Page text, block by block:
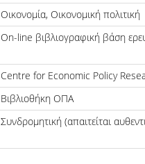
Οικονομία, Οικονομική πολιτική
On-line βιβλιογραφική βάση
Centre for Economic Policy
Βιβλιοθήκη ΟΠΑ
Συνδρομητική (απαιτείται